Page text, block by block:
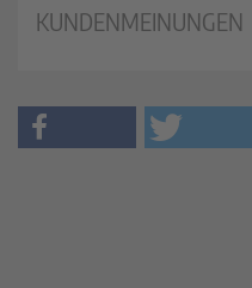
KUNDENMEINUNGEN